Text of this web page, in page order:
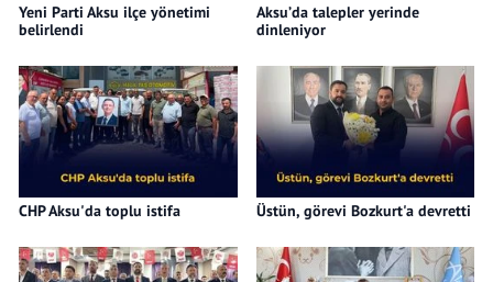
Yeni Parti Aksu ilçe yönetimi
belirlendi
Aksu’da talepler yerinde
dinleniyor
CHP Aksu'da toplu istifa Üstün, görevi Bozkurt'a devretti